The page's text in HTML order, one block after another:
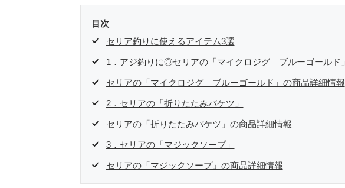
目次
セリア釣りに使えるアイテム3選
1．アジ釣りに◎セリアの「マイクロジグ ブルーゴールド」
セリアの「マイクロジグ ブルーゴールド」の商品詳細情報
2．セリアの「折りたたみバケツ」
セリアの「折りたたみバケツ」の商品詳細情報
3．セリアの「マジックソープ」
セリアの「マジックソープ」の商品詳細情報